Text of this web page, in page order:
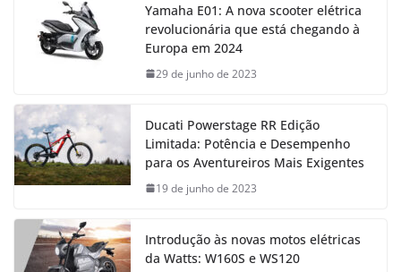
Yamaha E01: A nova scooter elétrica
revolucionária que está chegando à
Europa em 2024
29 de junho de 2023
Ducati Powerstage RR Edição
Limitada: Potência e Desempenho
para os Aventureiros Mais Exigentes
19 de junho de 2023
Introdução às novas motos elétricas
da Watts: W160S e WS120